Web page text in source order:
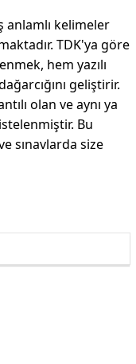
anlamlı kelimeler
TDK'ya göre
hem yazılı
geliştirir.
olan ve aynı ya
Bu
sınavlarda size